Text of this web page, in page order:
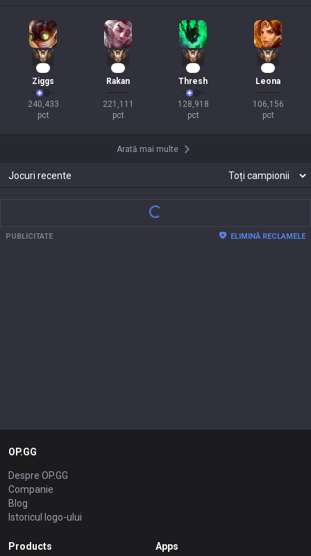
Ziggs
240,433
pct
Rakan
221,111
pct
Thresh
128,918
pct
Leona
106,156
pct
Arată mai multe
Jocuri recente
PUBLICITATE ELIMINĂ RECLAMELE
OP.GG
Despre OP.GG
Companie
Blog
Istoricul logo-ului
Products Apps